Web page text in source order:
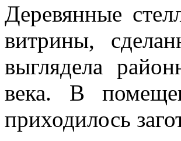
Деревянные
витрины,
выглядела
века. В
приходилось